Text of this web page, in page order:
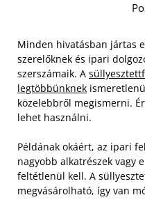
Minden hivatásban jártas
szerelőknek és ipari
szerszámaik. A
legtöbbünknek
közelebbről megismerni.
lehet használni.
Példának okáért, az ipari
nagyobb alkatrészek vagy
feltétlenül kell. A
megvásárolható, így van